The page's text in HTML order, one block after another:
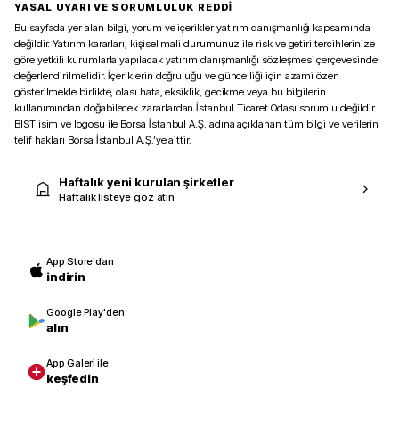
YASAL UYARI VE SORUMLULUK REDDİ
Bu sayfada yer alan bilgi, yorum ve içerikler yatırım danışmanlığı kapsamında
değildir. Yatırım kararları, kişisel mali durumunuz ile risk ve getiri tercihlerinize
göre yetkili kurumlarla yapılacak yatırım danışmanlığı sözleşmesi çerçevesinde
değerlendirilmelidir. İçeriklerin doğruluğu ve güncelliği için azami özen
gösterilmekle birlikte, olası hata, eksiklik, gecikme veya bu bilgilerin
kullanımından doğabilecek zararlardan İstanbul Ticaret Odası sorumlu değildir.
BIST isim ve logosu ile Borsa İstanbul A.Ş. adına açıklanan tüm bilgi ve verilerin
telif hakları Borsa İstanbul A.Ş.’ye aittir.
Haftalık yeni kurulan şirketler
Haftalık listeye göz atın
App Store'dan
indirin
Google Play'den
alın
App Galeri ile
keşfedin